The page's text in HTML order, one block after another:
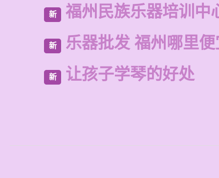
新 福州民族乐器培训中
新 乐器批发 福州哪里
新 让孩子学琴的好处